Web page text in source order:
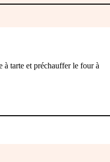
à tarte et préchauffer le four à